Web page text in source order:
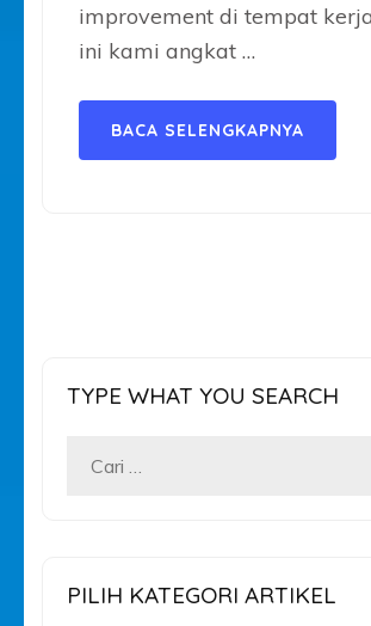
improvement di tempat
ini kami angkat …
BACA SELENGKAPNYA
TYPE WHAT YOU SEARCH
Cari
PILIH KATEGORI ARTIKEL